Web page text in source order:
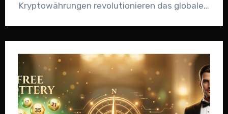
Kryptowährungen revolutionieren das globale…